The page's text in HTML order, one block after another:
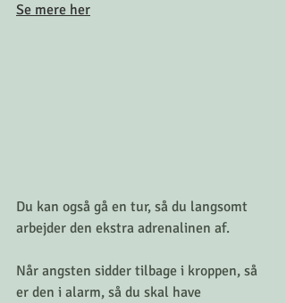
Se mere her
Du kan også gå en tur, så du langsomt
arbejder den ekstra adrenalinen af.
Når angsten sidder tilbage i kroppen, så
er den i alarm, så du skal have